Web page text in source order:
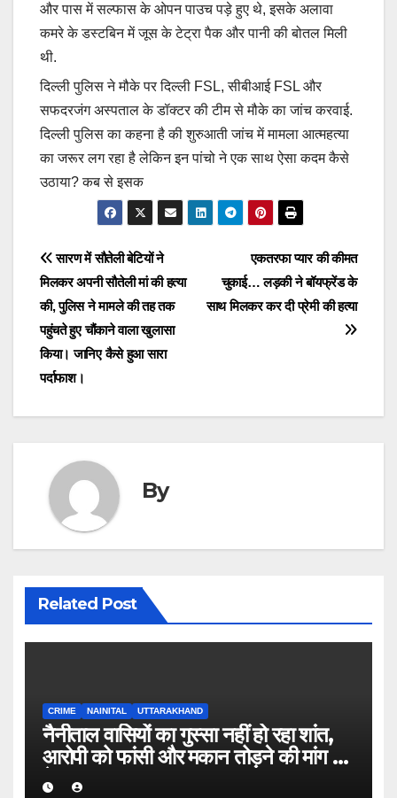
और पास में सल्फास के ओपन पाउच पड़े हुए थे, इसके अलावा
कमरे के डस्टबिन में जूस के टेट्रा पैक और पानी की बोतल मिली
थी.
दिल्ली पुलिस ने मौके पर दिल्ली FSL, सीबीआई FSL और
सफदरजंग अस्पताल के डॉक्टर की टीम से मौके का जांच करवाई.
दिल्ली पुलिस का कहना है की शुरुआती जांच में मामला आत्महत्या
का जरूर लग रहा है लेकिन इन पांचो ने एक साथ ऐसा कदम कैसे
उठाया? कब से इसक
Post
navigation
एकतरफा प्यार की कीमत
चुकाई… लड़की ने बॉयफ्रेंड के
साथ मिलकर कर दी प्रेमी की हत्या
सारण में सौतेली बेटियों ने
मिलकर अपनी सौतेली मां की हत्या
की, पुलिस ने मामले की तह तक
पहुंचते हुए चौंकाने वाला खुलासा
किया। जानिए कैसे हुआ सारा
पर्दाफाश।
By
Related Post
CRIME NAINITAL UTTARAKHAND
नैनीताल वासियों का गुस्सा नहीं हो रहा शांत,
आरोपी को फांसी और मकान तोड़ने की मांग हुई
तेज